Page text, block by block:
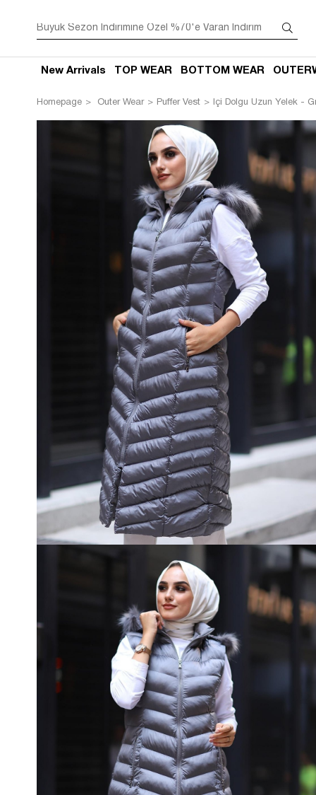
New Arrivals TOP WEAR BOTTOM WEAR
Homepage Outer Wear Puffer Vest Içi Dolgu Uzun Yelek -